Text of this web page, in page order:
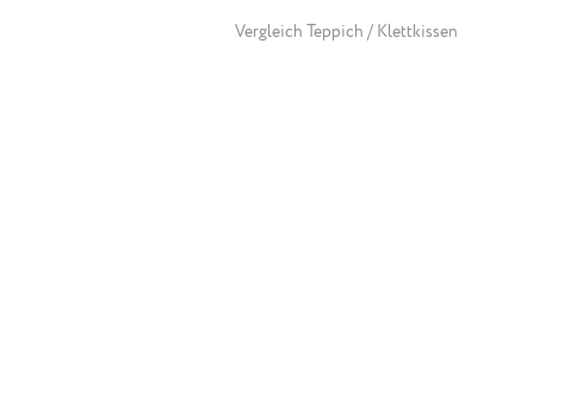
Vergleich Teppich / Klettkissen